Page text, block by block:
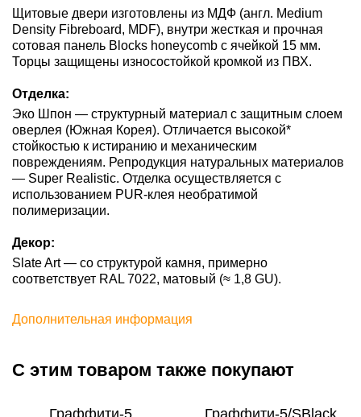
Щитовые двери изготовлены из МДФ (англ. Medium
Density Fibreboard, MDF), внутри жесткая и прочная
сотовая панель Blocks honeycomb с ячейкой 15 мм.
Торцы защищены износостойкой кромкой из ПВХ.
Отделка:
Эко Шпон — структурный материал с защитным слоем
оверлея (Южная Корея). Отличается высокой*
стойкостью к истиранию и механическим
повреждениям. Репродукция натуральных материалов
— Super Realistic. Отделка осуществляется с
использованием PUR-клея необратимой
полимеризации.
Декор:
Slate Art — со структурой камня, примерно
соответствует RAL 7022, матовый (≈ 1,8 GU).
Дополнительная информация
С этим товаром также покупают
Граффити-5 Граффити-5/SBlack